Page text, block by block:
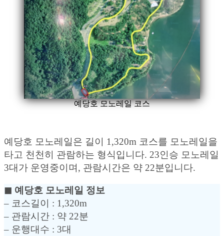
예당호 모노레일 코스
예당호 모노레일은 길이 1,320m 코스를 모노레일을
타고 천천히 관람하는 형식입니다. 23인승 모노레일
3대가 운영중이며, 관람시간은 약 22분입니다.
◼︎ 예당호 모노레일 정보
– 코스길이 : 1,320m
– 관람시간 : 약 22분
– 운행대수 : 3대